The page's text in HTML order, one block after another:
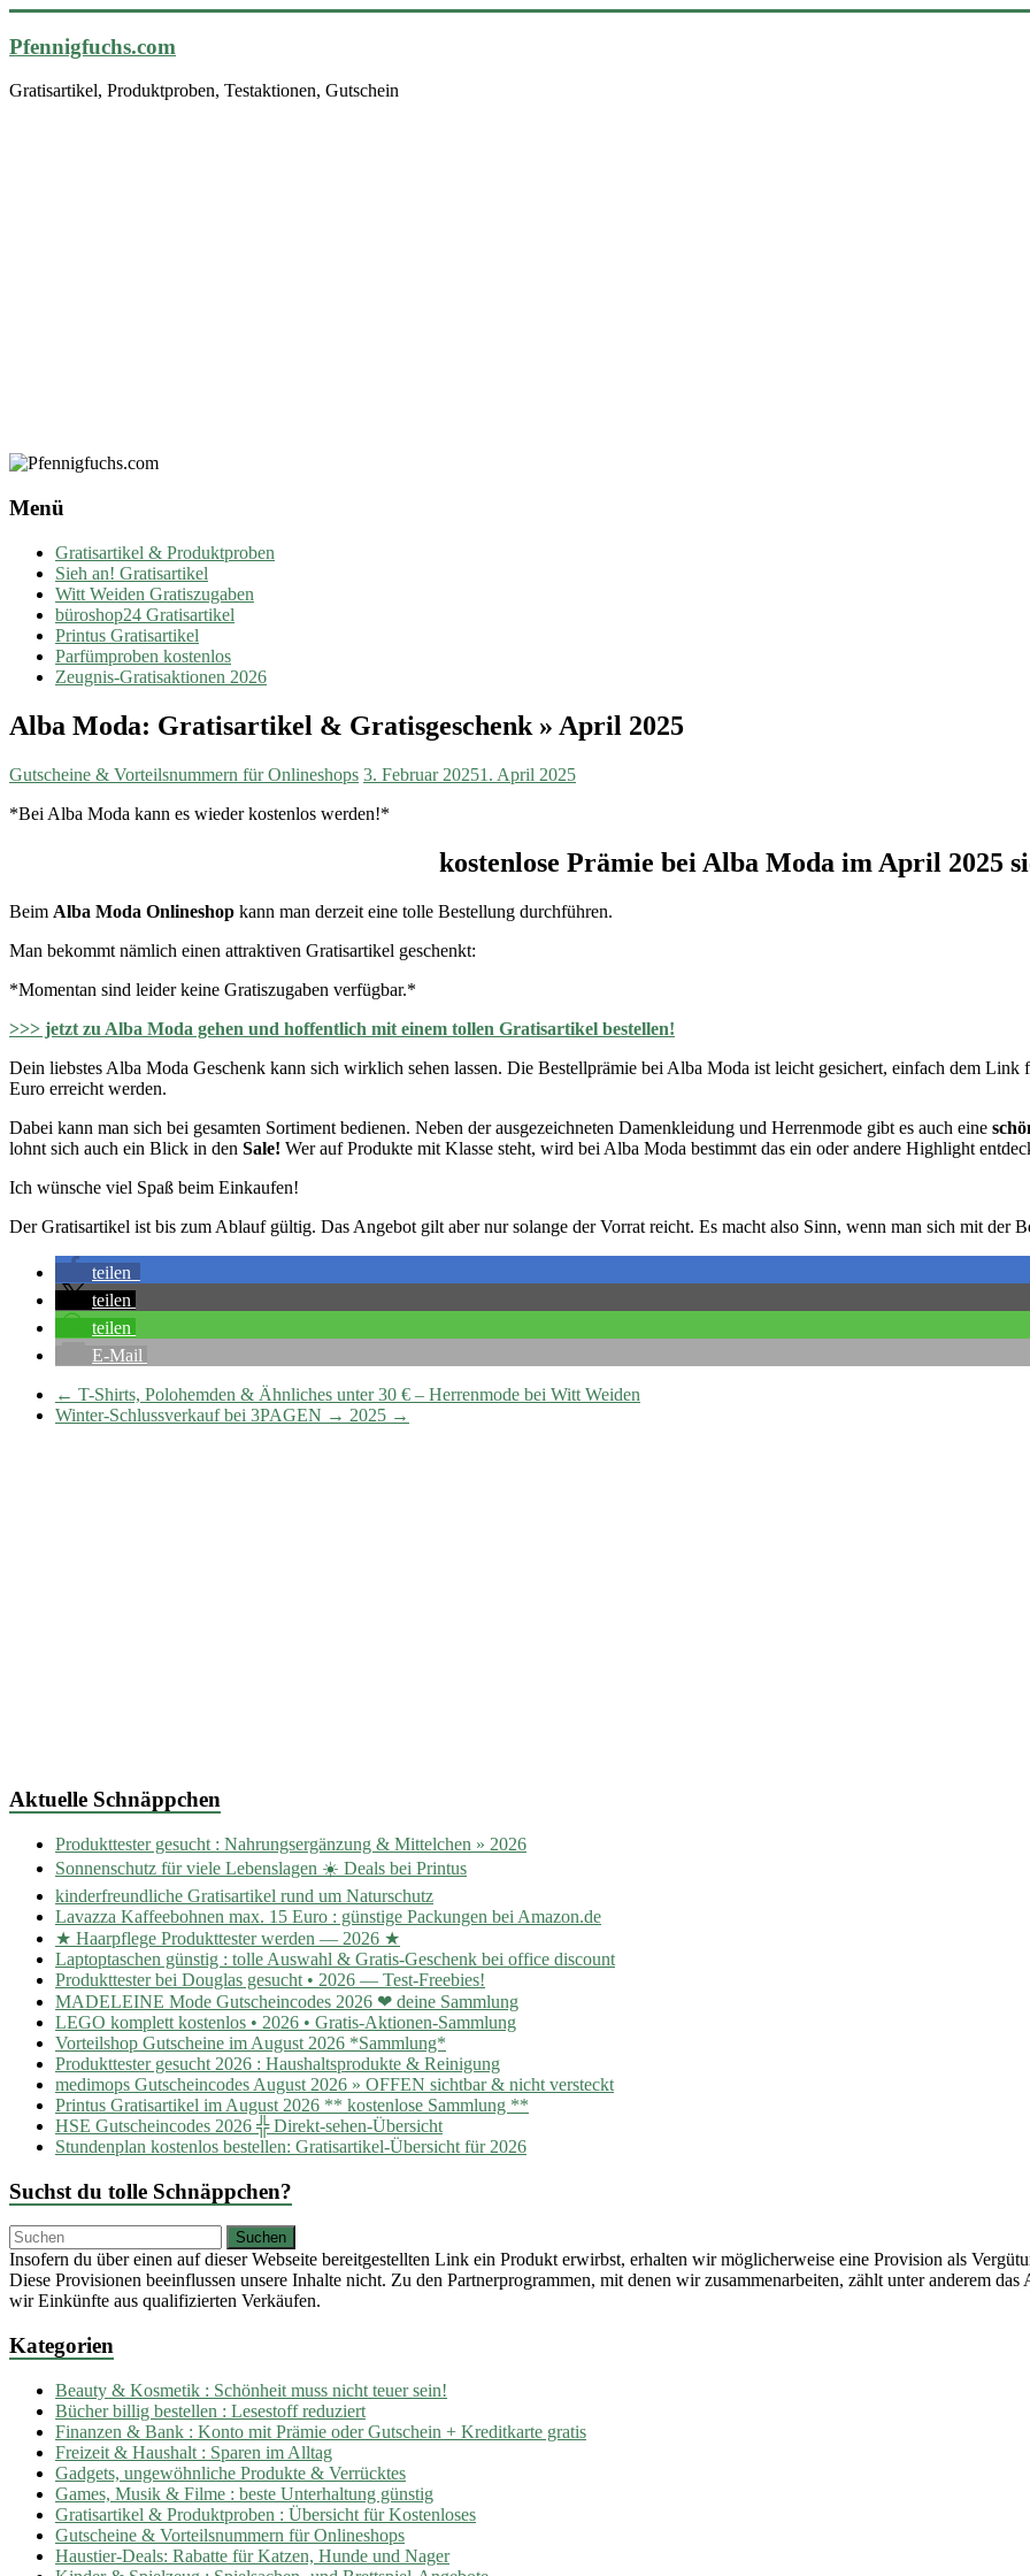
Pfennigfuchs.com
Gratisartikel, Produktproben, Testaktionen, Gutschein
Menü
Gratisartikel & Produktproben
Sieh an! Gratisartikel
Witt Weiden Gratiszugaben
büroshop24 Gratisartikel
Printus Gratisartikel
Parfümproben kostenlos
Zeugnis-Gratisaktionen 2026
Alba Moda: Gratisartikel & Gratisgeschenk » April 2025
Gutscheine & Vorteilsnummern für Onlineshops 3. Februar 20251. April 2025
*Bei Alba Moda kann es wieder kostenlos werden!*
kostenlose Prämie bei Alba Moda im April 2025
Beim Alba Moda Onlineshop kann man derzeit eine tolle Bestellung durchführen.
Man bekommt nämlich einen attraktiven Gratisartikel geschenkt:
*Momentan sind leider keine Gratiszugaben verfügbar.*
>>> jetzt zu Alba Moda gehen und hoffentlich mit einem tollen Gratisartikel bestellen!
Dein liebstes Alba Moda Geschenk kann sich wirklich sehen lassen. Die Bestellprämie bei Alba Moda ist leicht gesichert, einfach dem
Euro erreicht werden.
Dabei kann man sich bei gesamten Sortiment bedienen. Neben der ausgezeichneten Damenkleidung und Herrenmode gibt es auch eine
lohnt sich auch ein Blick in den Sale! Wer auf Produkte mit Klasse steht, wird bei Alba Moda bestimmt das ein oder andere Highlight
Ich wünsche viel Spaß beim Einkaufen!
Der Gratisartikel ist bis zum Ablauf gültig. Das Angebot gilt aber nur solange der Vorrat reicht. Es macht also Sinn, wenn man sich mit der
teilen
teilen
teilen
E-Mail
← T-Shirts, Polohemden & Ähnliches unter 30 € – Herrenmode bei Witt Weiden
Winter-Schlussverkauf bei 3PAGEN → 2025 →
Aktuelle Schnäppchen
Produkttester gesucht : Nahrungsergänzung & Mittelchen » 2026
Sonnenschutz für viele Lebenslagen ☀️ Deals bei Printus
kinderfreundliche Gratisartikel rund um Naturschutz
Lavazza Kaffeebohnen max. 15 Euro : günstige Packungen bei Amazon.de
★ Haarpflege Produkttester werden — 2026 ★
Laptoptaschen günstig : tolle Auswahl & Gratis-Geschenk bei office discount
Produkttester bei Douglas gesucht • 2026 — Test-Freebies!
MADELEINE Mode Gutscheincodes 2026 ❤ deine Sammlung
LEGO komplett kostenlos • 2026 • Gratis-Aktionen-Sammlung
Vorteilshop Gutscheine im August 2026 *Sammlung*
Produkttester gesucht 2026 : Haushaltsprodukte & Reinigung
medimops Gutscheincodes August 2026 » OFFEN sichtbar & nicht versteckt
Printus Gratisartikel im August 2026 ** kostenlose Sammlung **
HSE Gutscheincodes 2026 ╬ Direkt-sehen-Übersicht
Stundenplan kostenlos bestellen: Gratisartikel-Übersicht für 2026
Suchst du tolle Schnäppchen?
Insofern du über einen auf dieser Webseite bereitgestellten Link ein Produkt erwirbst, erhalten wir möglicherweise eine Provision als
Diese Provisionen beeinflussen unsere Inhalte nicht. Zu den Partnerprogrammen, mit denen wir zusammenarbeiten, zählt unter anderem
wir Einkünfte aus qualifizierten Verkäufen.
Kategorien
Beauty & Kosmetik : Schönheit muss nicht teuer sein!
Bücher billig bestellen : Lesestoff reduziert
Finanzen & Bank : Konto mit Prämie oder Gutschein + Kreditkarte gratis
Freizeit & Haushalt : Sparen im Alltag
Gadgets, ungewöhnliche Produkte & Verrücktes
Games, Musik & Filme : beste Unterhaltung günstig
Gratisartikel & Produktproben : Übersicht für Kostenloses
Gutscheine & Vorteilsnummern für Onlineshops
Haustier-Deals: Rabatte für Katzen, Hunde und Nager